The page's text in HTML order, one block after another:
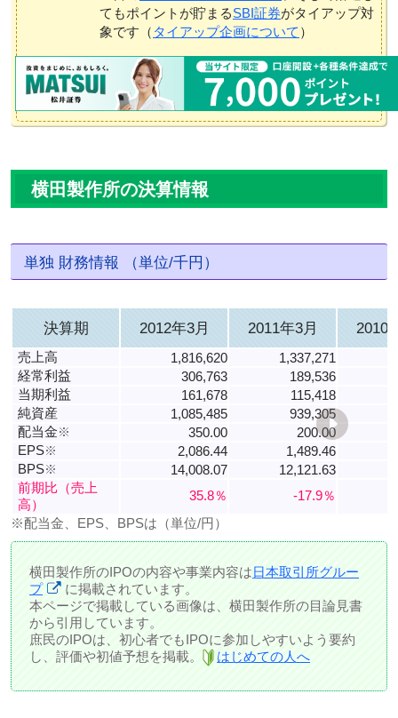
てもポイントが貯まるSBI証券がタイアップ対
象です（ タイアップ企画について ）
横田製作所の決算情報
単独 財務情報 （単位/千円）
決算期 2012年3月 2011年3月 2010
売上高 1,816,620 1,337,271
経常利益
306,763
189,536
当期利益
161,678
115,418
純資産
1,085,485
939,305
配当金※ 350.00
200.00
EPS※ 2,086.44 1,489.46
BPS※ 14,008.07 12,121.63
前期比（売上
高）
35.8％
-17.9％
※配当金、EPS、BPSは（単位/円）
横田製作所のIPOの内容や事業内容は日本取引所グルー
プ
に掲載されています。
本ページで掲載している画像は、横田製作所の目論見書
から引用しています。
庶民のIPOは、初心者でもIPOに参加しやすいよう要約
し、評価や初値予想を掲載。
はじめての人へ